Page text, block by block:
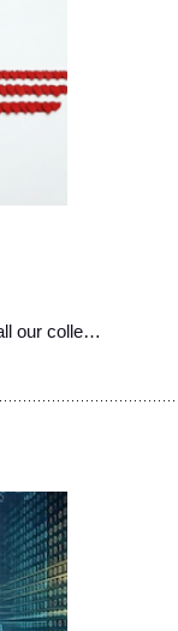
our colle…